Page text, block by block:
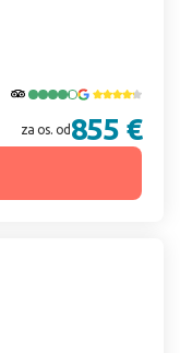
za os. od 855 €